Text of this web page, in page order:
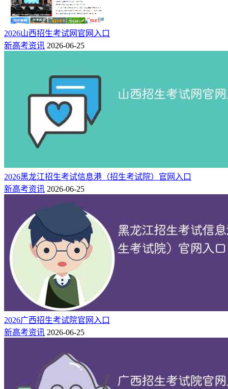
2026山西招生考试网官网入口
新高考资讯 2026-06-25
2026黑龙江招生考试信息港（招生考试院）官网入口
新高考资讯 2026-06-25
2026广西招生考试院官网入口
新高考资讯 2026-06-25